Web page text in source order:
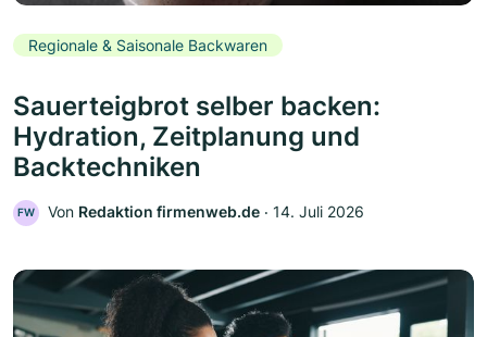
Regionale & Saisonale Backwaren
Sauerteigbrot selber backen:
Hydration, Zeitplanung und
Backtechniken
FW Von Redaktion firmenweb.de ‧ 14. Juli 2026